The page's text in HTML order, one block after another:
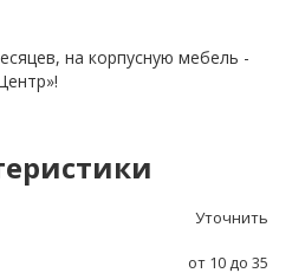
на корпусную мебель -
Уточнить
от 10 до 35